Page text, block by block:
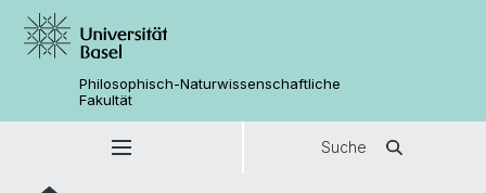
Philosophisch-Naturwissenschaftliche
Fakultät
Suche